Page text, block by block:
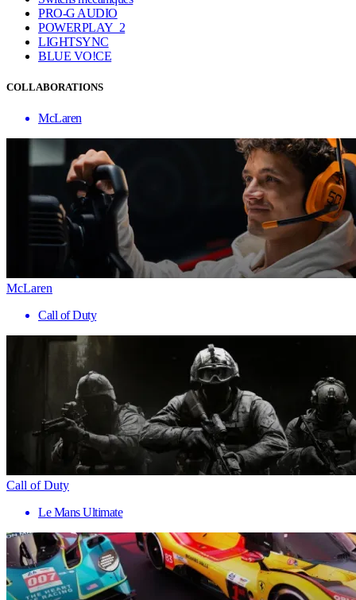
PRO-G AUDIO
POWERPLAY 2
LIGHTSYNC
BLUE VO!CE
COLLABORATIONS
McLaren
McLaren
Call of Duty
Call of Duty
Le Mans Ultimate